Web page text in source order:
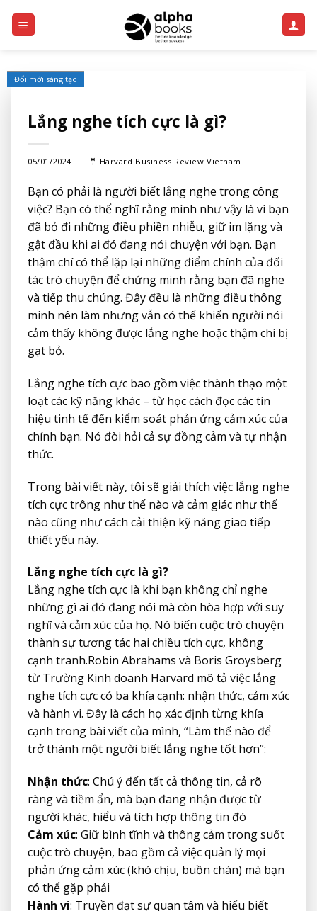
Đổi mới sáng tạo
Lắng nghe tích cực là gì?
05/01/2024🤵 Harvard Business Review Vietnam
Bạn có phải là người biết lắng nghe trong công
việc? Bạn có thể nghĩ rằng mình như vậy là vì bạn
đã bỏ đi những điều phiền nhiễu, giữ im lặng và
gật đầu khi ai đó đang nói chuyện với bạn. Bạn
thậm chí có thể lặp lại những điểm chính của đối
tác trò chuyện để chứng minh rằng bạn đã nghe
và tiếp thu chúng. Đây đều là những điều thông
minh nên làm nhưng vẫn có thể khiến người nói
cảm thấy không được lắng nghe hoặc thậm chí bị
gạt bỏ.
Lắng nghe tích cực bao gồm việc thành thạo một
loạt các kỹ năng khác – từ học cách đọc các tín
hiệu tinh tế đến kiểm soát phản ứng cảm xúc của
chính bạn. Nó đòi hỏi cả sự đồng cảm và tự nhận
thức.
Trong bài viết này, tôi sẽ giải thích việc lắng nghe
tích cực trông như thế nào và cảm giác như thế
nào cũng như cách cải thiện kỹ năng giao tiếp
thiết yếu này.
Lắng nghe tích cực là gì?
Lắng nghe tích cực là khi bạn không chỉ nghe
những gì ai đó đang nói mà còn hòa hợp với suy
nghĩ và cảm xúc của họ. Nó biến cuộc trò chuyện
thành sự tương tác hai chiều tích cực, không
cạnh tranh.Robin Abrahams và Boris Groysberg
từ Trường Kinh doanh Harvard mô tả việc lắng
nghe tích cực có ba khía cạnh: nhận thức, cảm xúc
và hành vi. Đây là cách họ xác định từng khía
cạnh trong bài viết của mình, “Làm thế nào để
trở thành một người biết lắng nghe tốt hơn”:
Nhận thức: Chú ý đến tất cả thông tin, cả rõ
ràng và tiềm ẩn, mà bạn đang nhận được từ
người khác, hiểu và tích hợp thông tin đó
Cảm xúc: Giữ bình tĩnh và thông cảm trong suốt
cuộc trò chuyện, bao gồm cả việc quản lý mọi
phản ứng cảm xúc (khó chịu, buồn chán) mà bạn
có thể gặp phải
Hành vi: Truyền đạt sự quan tâm và hiểu biết